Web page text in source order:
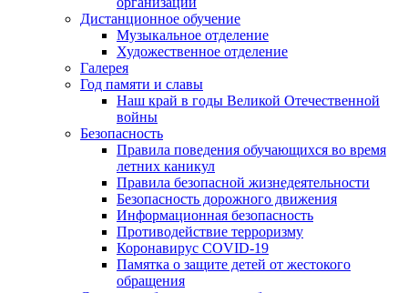
Дистанционное обучение
Музыкальное отделение
Художественное отделение
Галерея
Год памяти и славы
Наш край в годы Великой Отечественной
войны
Безопасность
Правила поведения обучающихся во время
летних каникул
Правила безопасной жизнедеятельности
Безопасность дорожного движения
Информационная безопасность
Противодействие терроризму
Коронавирус COVID-19
Памятка о защите детей от жестокого
обращения